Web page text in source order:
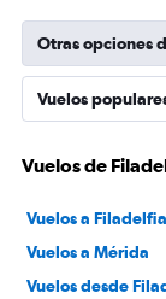
Otras opciones
Vuelos
Vuelos de
Vuelos a Filadelfia
Vuelos a Mérida
Vuelos desde